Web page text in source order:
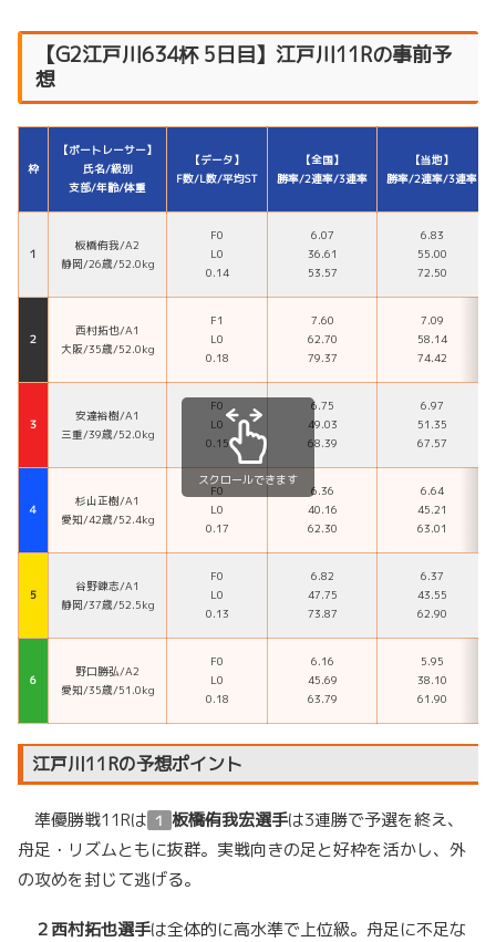
【G2江戸川634杯 5日目】江戸川11Rの事前予
想
枠
【ボートレーサー】
氏名/級別
支部/年齢/体重
【データ】
F数/L数/平均ST
【全国】
勝率/2連率/3連率
【当地】
勝率/2連率/3連率
１
板橋侑我/A2
静岡/26歳/52.0kg
F0
L0
0.14
6.07
36.61
53.57
6.83
55.00
72.50
２
西村拓也/A1
大阪/35歳/52.0kg
F1
L0
0.18
7.60
62.70
79.37
7.09
58.14
74.42
３
安達裕樹/A1
三重/39歳/52.0kg
F0
L0
0.15
6.75
49.03
68.39
6.97
51.35
67.57
４
杉山正樹/A1
愛知/42歳/52.4kg
F0
L0
0.17
6.36
40.16
62.30
6.64
45.21
63.01
５
谷野錬志/A1
静岡/37歳/52.5kg
F0
L0
0.13
6.82
47.75
73.87
6.37
43.55
62.90
６
野口勝弘/A2
愛知/35歳/51.0kg
F0
L0
0.18
6.16
45.69
63.79
5.95
38.10
61.90
スクロールできます
江戸川11Rの予想ポイント
準優勝戦11Rは １ 板橋侑我宏選手は3連勝で予選を終え、
舟足・リズムともに抜群。実戦向きの足と好枠を活かし、外
の攻めを封じて逃げる。
２西村拓也選手は全体的に高水準で上位級。舟足に不足な